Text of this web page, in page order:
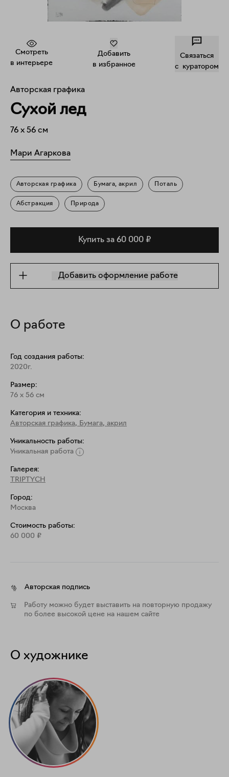
Смотреть
в интерьере
Добавить
в избранное
Связаться
c куратором
Авторская графика
Сухой лед
76 x 56 см
Мари Агаркова
Авторская графика Бумага, акрил Поталь
Абстракция Природа
Купить за 60 000 ₽
Добавить оформление работе
О работе
Год создания работы:
2020г.
Размер:
76 x 56 см
Категория и техника:
Авторская графика, Бумага, акрил
Уникальность работы:
Уникальная работа
Галерея:
TRIPTYCH
Город:
Москва
Стоимость работы:
60 000 ₽
Авторская подпись
Работу можно будет выставить на повторную продажу
по более высокой цене на нашем сайте
О художнике